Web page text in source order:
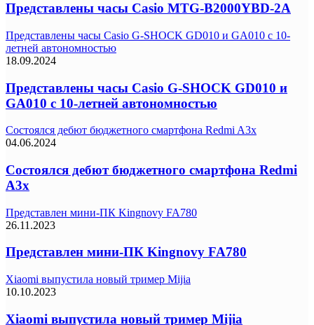
Представлены часы Casio MTG-B2000YBD-2A
Представлены часы Casio G-SHOCK GD010 и GA010 с 10-
летней автономностью
18.09.2024
Представлены часы Casio G-SHOCK GD010 и
GA010 с 10-летней автономностью
Состоялся дебют бюджетного смартфона Redmi A3x
04.06.2024
Состоялся дебют бюджетного смартфона Redmi
A3x
Представлен мини-ПК Kingnovy FA780
26.11.2023
Представлен мини-ПК Kingnovy FA780
Xiaomi выпустила новый тример Mijia
10.10.2023
Xiaomi выпустила новый тример Mijia